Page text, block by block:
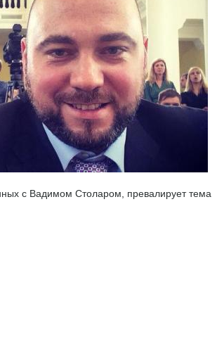
с Вадимом Столаром, превалирует тема